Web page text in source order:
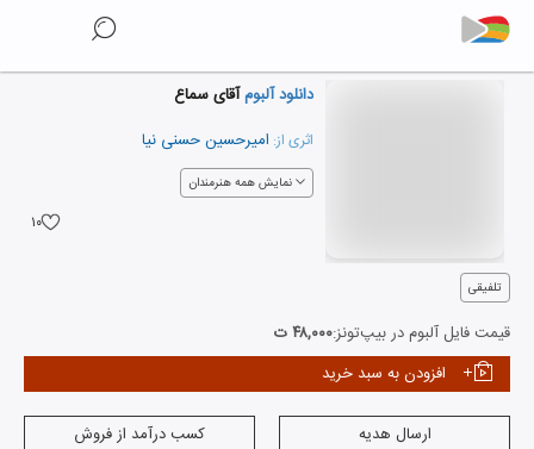
دانلود آلبومآقای سماع
اثری از: امیرحسین حسنی نیا
نمایش همه هنرمندان
۱۰
تلفیقی
قیمت فایل آلبوم در بیپ‌تونز:۴۸,۰۰۰ ت
افزودن به سبد خرید
ارسال هدیه کسب درآمد از فروش